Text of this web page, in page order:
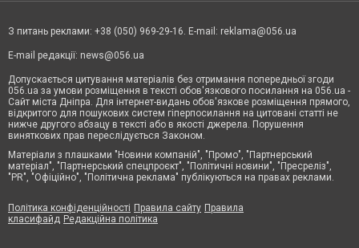
З питань реклами: +38 (050) 969-29-16. E-mail: reklama@056.ua
E-mail редакції: news@056.ua
Допускається цитування матеріалів без отримання попередньої згоди
056.ua за умови розміщення в тексті обов'язкового посилання на 056.ua -
Сайт міста Дніпра. Для інтернет-видань обов'язкове розміщення прямого,
відкритого для пошукових систем гіперпосилання на цитовані статті не
нижче другого абзацу в тексті або в якості джерела. Порушення
виняткових прав переслідується Законом.
Матеріали з плашками "Новини компаній", "Промо", "Партнерський
матеріал", "Партнерський спецпроєкт", "Політичні новини", "Пресреліз",
"PR", "Офіційно", "Політична реклама" публікуються на правах реклами.
Політика конфіденційності Правила сайту Правила
класифайд Редакційна політика